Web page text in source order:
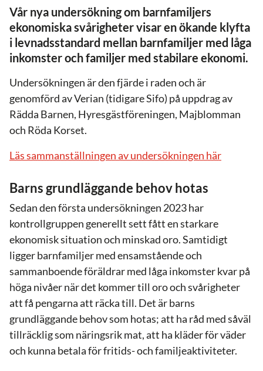
Vår nya undersökning om barnfamiljers
ekonomiska svårigheter visar en ökande klyfta
i levnadsstandard mellan barnfamiljer med låga
inkomster och familjer med stabilare ekonomi.
Undersökningen är den fjärde i raden och är
genomförd av Verian (tidigare Sifo) på uppdrag av
Rädda Barnen, Hyresgästföreningen, Majblomman
och Röda Korset.
Läs sammanställningen av undersökningen här
Barns grundläggande behov hotas
Sedan den första undersökningen 2023 har
kontrollgruppen generellt sett fått en starkare
ekonomisk situation och minskad oro. Samtidigt
ligger barnfamiljer med ensamstående och
sammanboende föräldrar med låga inkomster kvar på
höga nivåer när det kommer till oro och svårigheter
att få pengarna att räcka till. Det är barns
grundläggande behov som hotas; att ha råd med såväl
tillräcklig som näringsrik mat, att ha kläder för väder
och kunna betala för fritids- och familjeaktiviteter.